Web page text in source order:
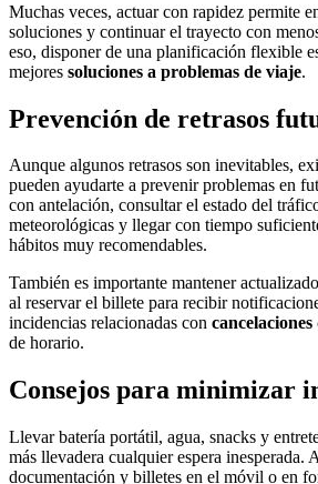
Muchas veces, actuar con rapidez permite
soluciones y continuar el trayecto con
eso, disponer de una planificación flexible
mejores soluciones a problemas de viaje.
Prevención de retrasos
Aunque algunos retrasos son inevitables,
pueden ayudarte a prevenir problemas en
con antelación, consultar el estado del
meteorológicas y llegar con tiempo
hábitos muy recomendables.
También es importante mantener
al reservar el billete para recibir
incidencias relacionadas con
de horario.
Consejos para minimizar
Llevar batería portátil, agua, snacks y
más llevadera cualquier espera inesperada.
documentación y billetes en el móvil o en